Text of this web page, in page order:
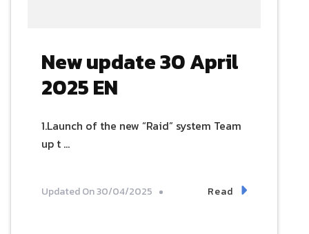
New update 30 April
2025 EN
1.Launch of the new “Raid” system Team
up t …
Updated On30/04/2025 Read